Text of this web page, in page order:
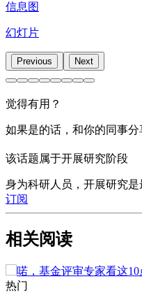
要求你去查阅第十二
⑥ 囊括潜在问题和多种解决
科学上是不成立的，并且在
注意：这部分可能有点棘
是“我们不会单纯依赖光谱
⑦ 添加进度表
要、最耗时的部分以及你
例子。
⑧ 假设没人会打印你的申请
信息图
幻灯片
Previous Next
觉得有用？
如果是的话，和你的同事分
该话题属于开展研究阶段
身为科研人员，开展研究
订阅
相关阅读
热门